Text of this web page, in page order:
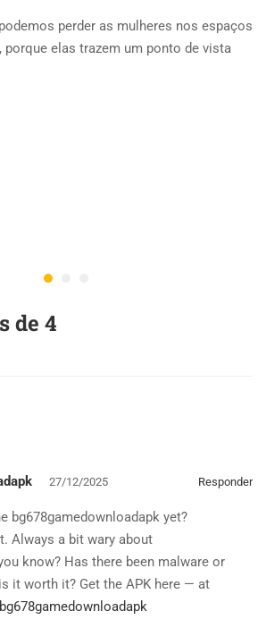
perder as mulheres nos espaços
porque elas trazem um ponto de vista
de 4
27/12/2025 Responder
bg678gamedownloadapk yet?
Always a bit wary about
know? Has there been malware or
it worth it? Get the APK here — at
bg678gamedownloadapk